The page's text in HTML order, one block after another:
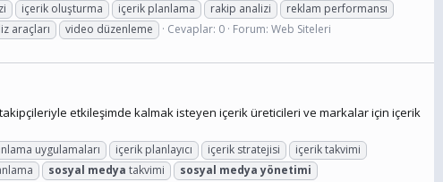
içerik oluşturma içerik planlama rakip analizi
reklam performansı
araçları video düzenleme Cevaplar: 0 Forum: Web Siteleri
etkileşimde kalmak isteyen içerik üreticileri ve markalar için içerik
uygulamaları içerik planlayıcı içerik stratejisi
içerik takvimi
sosyal medya takvimi sosyal medya yönetimi